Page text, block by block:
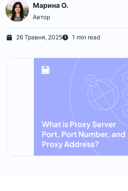
Марина O.
Автор
26 Травня, 2025 1 min read